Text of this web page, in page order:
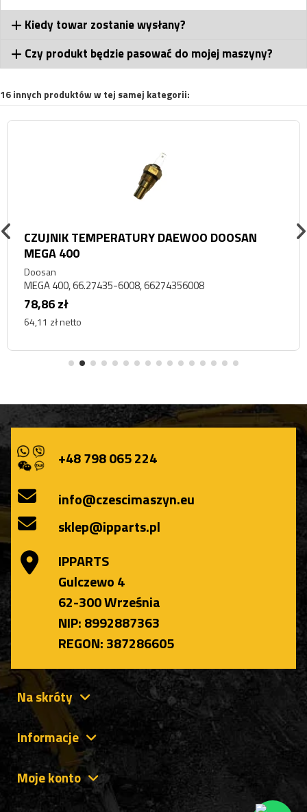
Kiedy towar zostanie wysłany?
Czy produkt będzie pasować do mojej maszyny?
16 innych produktów w tej samej kategorii:
CZUJNIK TEMPERATURY DAEWOO DOOSAN
MEGA 400
Doosan
MEGA 400, 66.27435-6008, 66274356008
78,86 zł
64,11 zł netto
+48 798 065 224
info@czescimaszyn.eu
sklep@ipparts.pl
IPPARTS
Gulczewo 4
62-300 Września
NIP: 8992887363
REGON: 387286605
Na skróty
Informacje
Moje konto